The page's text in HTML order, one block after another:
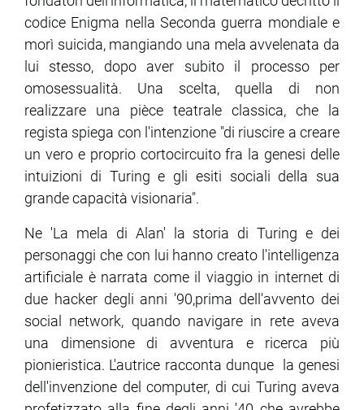
codice Enigma nella Seconda guerra mondiale e
morì suicida, mangiando una mela avvelenata da
lui stesso, dopo aver subito il processo per
omosessualità. Una scelta, quella di non
realizzare una pièce teatrale classica, che la
regista spiega con l'intenzione "di riuscire a creare
un vero e proprio cortocircuito fra la genesi delle
intuizioni di Turing e gli esiti sociali della sua
grande capacità visionaria".
Ne 'La mela di Alan' la storia di Turing e dei
personaggi che con lui hanno creato l'intelligenza
artificiale è narrata come il viaggio in internet di
due hacker degli anni '90,prima dell'avvento dei
social network, quando navigare in rete aveva
una dimensione di avventura e ricerca più
pionieristica. L'autrice racconta dunque la genesi
dell'invenzione del computer, di cui Turing aveva